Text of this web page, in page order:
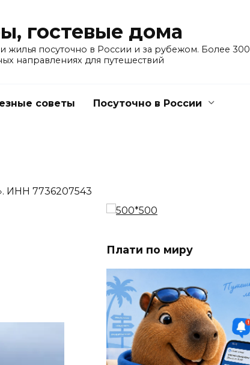
гостевые дома
посуточно в России и за рубежом. Более 300
направлениях для путешествий
советы Посуточно в России
ИНН 7736207543
Плати по миру